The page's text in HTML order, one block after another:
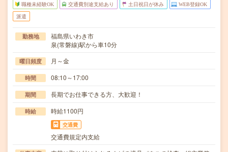
職種未経験OK 交通費別途支給あり 土日祝日が休み WEB登録OK
派遣
勤務地
福島県いわき市
泉(常磐線)駅から車10分
曜日頻度 月～金
時間 08:10～17:00
期間 長期でお仕事できる方、大歓迎！
時給 時給1100円
交通費
交通費規定内支給